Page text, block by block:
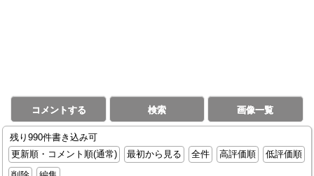
コメントする 検索 画像一覧
残り990件書き込み可
更新順・コメント順(通常)
最初から見る 全件 高評価順
低評価順